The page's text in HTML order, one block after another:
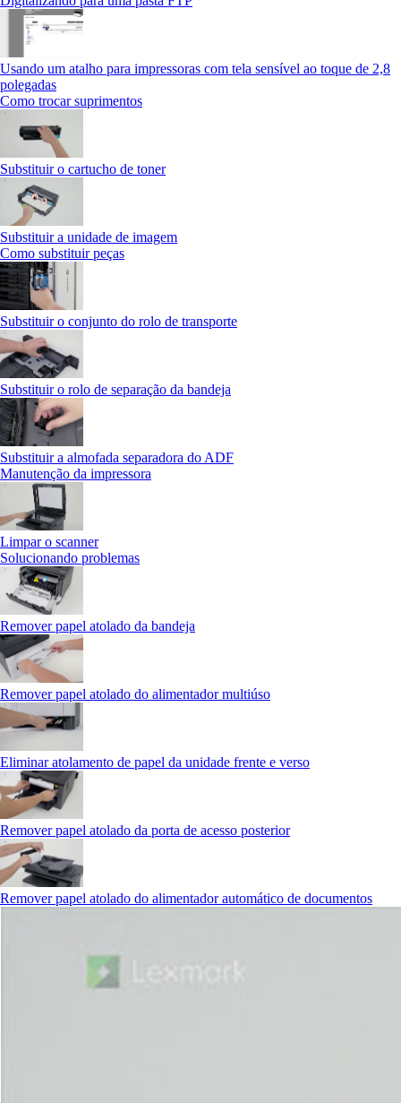
Usando um atalho para impressoras com tela sensível ao toque de 2,8
polegadas
Como trocar suprimentos
Substituir o cartucho de toner
Substituir a unidade de imagem
Como substituir peças
Substituir o conjunto do rolo de transporte
Substituir o rolo de separação da bandeja
Substituir a almofada separadora do ADF
Manutenção da impressora
Limpar o scanner
Solucionando problemas
Remover papel atolado da bandeja
Remover papel atolado do alimentador multiúso
Eliminar atolamento de papel da unidade frente e verso
Remover papel atolado da porta de acesso posterior
Remover papel atolado do alimentador automático de documentos